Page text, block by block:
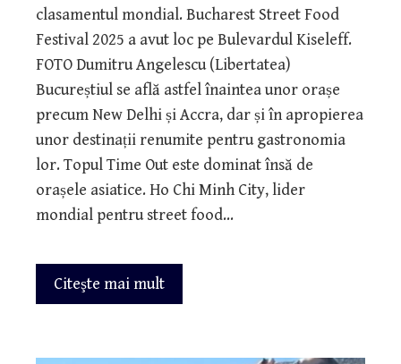
clasamentul mondial. Bucharest Street Food
Festival 2025 a avut loc pe Bulevardul Kiseleff.
FOTO Dumitru Angelescu (Libertatea)
Bucureștiul se află astfel înaintea unor orașe
precum New Delhi și Accra, dar și în apropierea
unor destinații renumite pentru gastronomia
lor. Topul Time Out este dominat însă de
orașele asiatice. Ho Chi Minh City, lider
mondial pentru street food…
Citeşte mai mult